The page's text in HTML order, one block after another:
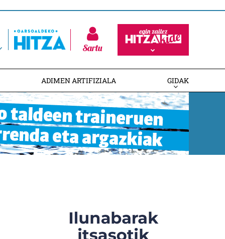
Sartu
ADIMEN ARTIFIZIALA GIDAK